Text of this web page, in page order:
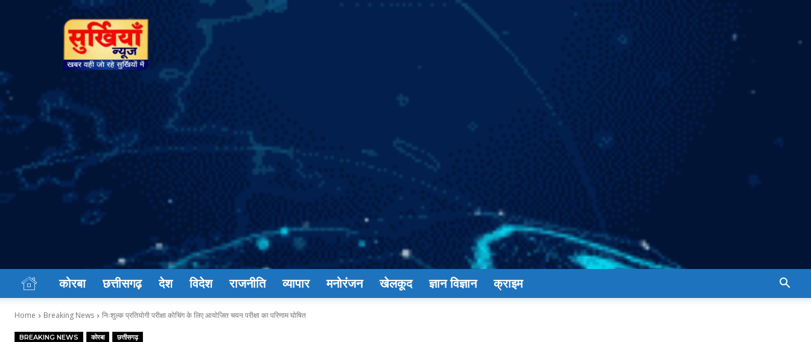
सुर्खियां
न्यूज़
कोरबा छत्तीसगढ़ देश विदेश राजनीति व्यापार मनोरंजन खेलकूद ज्ञान विज्ञान क्राइम
Home Breaking News निःशुल्क प्रतियोगी परीक्षा कोचिंग के लिए आयोजित चयन परीक्षा का परिणाम घोषित
BREAKING NEWS कोरबा छत्तीसगढ़